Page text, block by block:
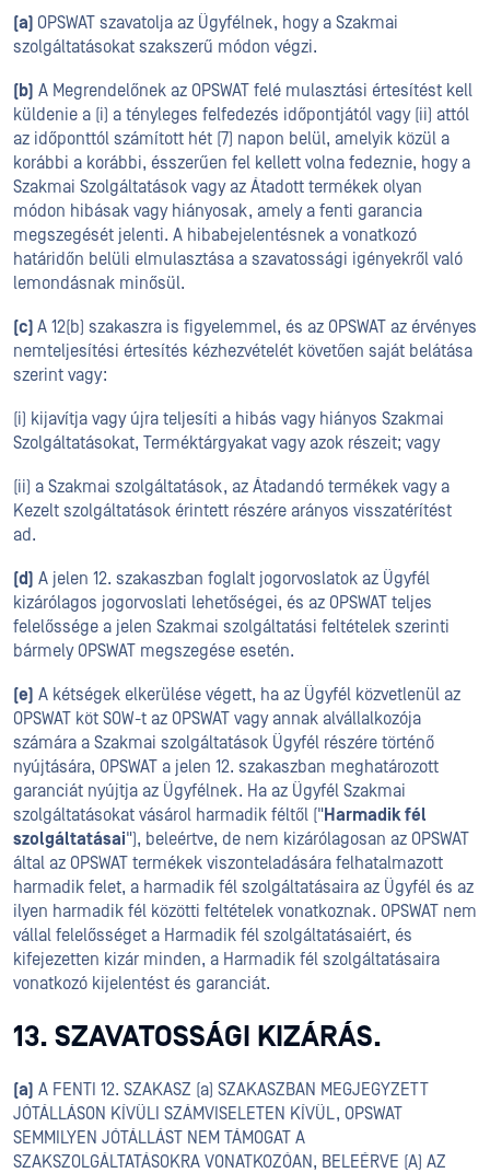
(a) OPSWAT szavatolja az Ügyfélnek, hogy a Szakmai
szolgáltatásokat szakszerű módon végzi.
(b) A Megrendelőnek az OPSWAT felé mulasztási értesítést kell
küldenie a (i) a tényleges felfedezés időpontjától vagy (ii) attól
az időponttól számított hét (7) napon belül, amelyik közül a
korábbi a korábbi, ésszerűen fel kellett volna fedeznie, hogy a
Szakmai Szolgáltatások vagy az Átadott termékek olyan
módon hibásak vagy hiányosak, amely a fenti garancia
megszegését jelenti. A hibabejelentésnek a vonatkozó
határidőn belüli elmulasztása a szavatossági igényekről való
lemondásnak minősül.
(c) A 12(b) szakaszra is figyelemmel, és az OPSWAT az érvényes
nemteljesítési értesítés kézhezvételét követően saját belátása
szerint vagy:
(i) kijavítja vagy újra teljesíti a hibás vagy hiányos Szakmai
Szolgáltatásokat, Terméktárgyakat vagy azok részeit; vagy
(ii) a Szakmai szolgáltatások, az Átadandó termékek vagy a
Kezelt szolgáltatások érintett részére arányos visszatérítést
ad.
(d) A jelen 12. szakaszban foglalt jogorvoslatok az Ügyfél
kizárólagos jogorvoslati lehetőségei, és az OPSWAT teljes
felelőssége a jelen Szakmai szolgáltatási feltételek szerinti
bármely OPSWAT megszegése esetén.
(e) A kétségek elkerülése végett, ha az Ügyfél közvetlenül az
OPSWAT köt SOW-t az OPSWAT vagy annak alvállalkozója
számára a Szakmai szolgáltatások Ügyfél részére történő
nyújtására, OPSWAT a jelen 12. szakaszban meghatározott
garanciát nyújtja az Ügyfélnek. Ha az Ügyfél Szakmai
szolgáltatásokat vásárol harmadik féltől ("Harmadik fél
szolgáltatásai"), beleértve, de nem kizárólagosan az OPSWAT
által az OPSWAT termékek viszonteladására felhatalmazott
harmadik felet, a harmadik fél szolgáltatásaira az Ügyfél és az
ilyen harmadik fél közötti feltételek vonatkoznak. OPSWAT nem
vállal felelősséget a Harmadik fél szolgáltatásaiért, és
kifejezetten kizár minden, a Harmadik fél szolgáltatásaira
vonatkozó kijelentést és garanciát.
13. SZAVATOSSÁGI KIZÁRÁS.
(a) A FENTI 12. SZAKASZ (a) SZAKASZBAN MEGJEGYZETT
JÓTÁLLÁSON KÍVÜLI SZÁMVISELETEN KÍVÜL, OPSWAT
SEMMILYEN JÓTÁLLÁST NEM TÁMOGAT A
SZAKSZOLGÁLTATÁSOKRA VONATKOZÓAN, BELEÉRVE (A) AZ